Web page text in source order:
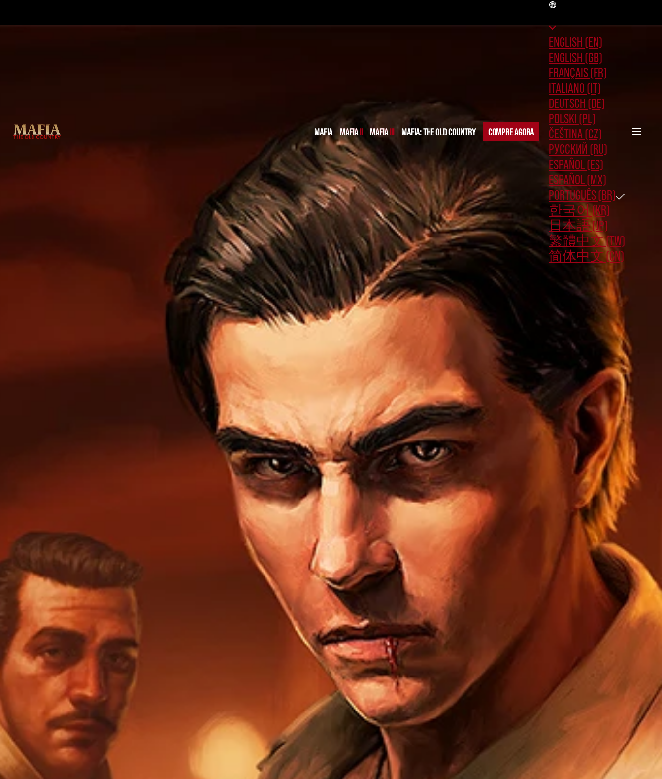
MAFIA MAFIA II MAFIA III MAFIA: THE OLD COUNTRY COMPRE AGORA
ENGLISH (EN)
ENGLISH (GB)
FRANÇAIS (FR)
ITALIANO (IT)
DEUTSCH (DE)
POLSKI (PL)
ČEŠTINA (CZ)
РУССКИЙ (RU)
ESPAÑOL (ES)
ESPAÑOL (MX)
PORTUGUÊS (BR)
한국어 (KR)
日本語 (JP)
繁體中文 (TW)
简体中文 (CN)